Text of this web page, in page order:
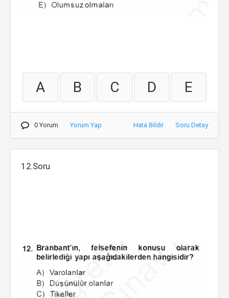
A B C D E
0 Yorum Yorum Yap Hata Bildir Soru Detay
12.Soru